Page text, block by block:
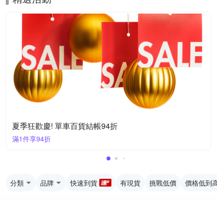
夏季狂歡慶! 單車百貨結帳94折
滿1件享94折
分類 品牌 快速到貨 有現貨 挑戰低價 價格低到